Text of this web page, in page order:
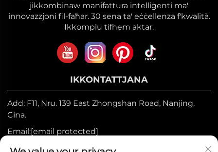
jikkombinaw manifattura intelliġenti ma'
innovazzjoni fil-faħar. 30 sena ta' eċċellenza f'kwalità.
Ikkomplu tifhem aktar.
IKKONTATTJANA
Add: F11, Nru. 139 East Zhongshan Road, Nanjing,
Cina.
Email:[email protected]
Mobil: +86-17327710449